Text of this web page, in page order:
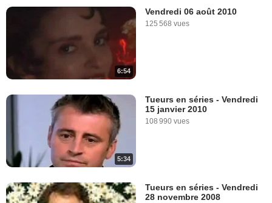
6:54
Vendredi 06 août 2010
125 568 vues
5:34
Tueurs en séries - Vendredi
15 janvier 2010
108 990 vues
Tueurs en séries - Vendredi
28 novembre 2008